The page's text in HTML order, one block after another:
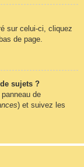
sur celui-ci, cliquez
de page.
sujets ?
de
) et suivez les